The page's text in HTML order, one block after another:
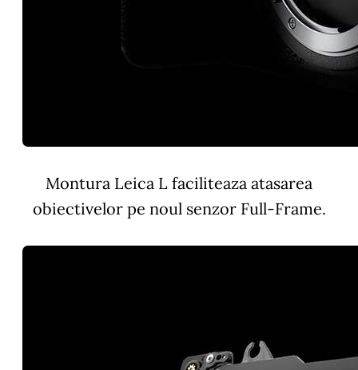
Montura Leica L faciliteaza atasarea
obiectivelor pe noul senzor Full-Frame.